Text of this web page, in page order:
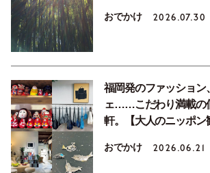
おでかけ 2026.07.30
福岡発のファッション
ェ……こだわり満載の
軒。【大人のニッポン
おでかけ 2026.06.21